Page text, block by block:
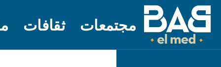
مجتمعات ثقافات